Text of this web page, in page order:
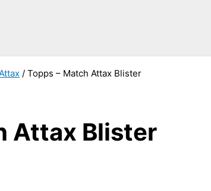
/ Topps – Match Attax Blister
Attax Blister